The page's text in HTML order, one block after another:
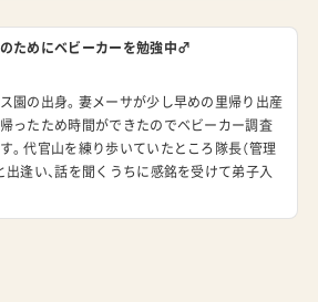
ためにベビーカーを勉強中♂
園の出身。妻メーサが少し早めの里帰り出産
ったため時間ができたのでベビーカー調査
。代官山を練り歩いていたところ隊長（管理
出逢い、話を聞くうちに感銘を受けて弟子入